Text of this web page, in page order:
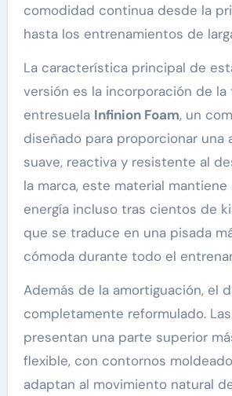
comodidad continua desde la
hasta los entrenamientos de
La característica principal de
versión es la incorporación de la
entresuela Infinion Foam, un
diseñado para proporcionar una
suave, reactiva y resistente al
la marca, este material
energía incluso tras cientos de
que se traduce en una pisada
cómoda durante todo el
Además de la amortiguación, el
completamente reformulado. Las
presentan una parte superior
flexible, con contornos
adaptan al movimiento natural